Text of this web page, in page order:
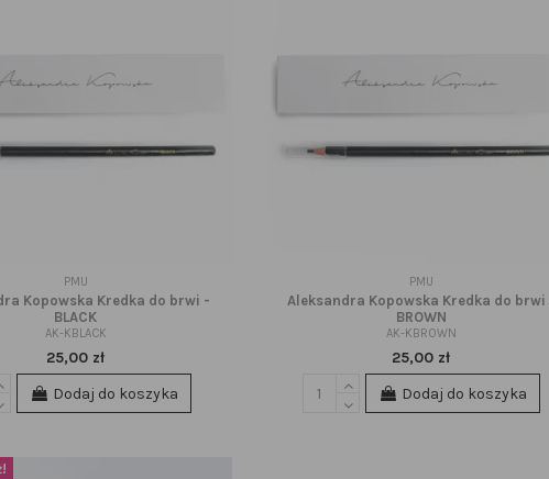
PMU
Kopowska Kredka do brwi -
BLACK
AK-KBLACK
25,00 zł
Dodaj do koszyka
PMU
Aleksandra Kopowska Kredka do brwi
BROWN
AK-KBROWN
25,00 zł
Dodaj do koszyka